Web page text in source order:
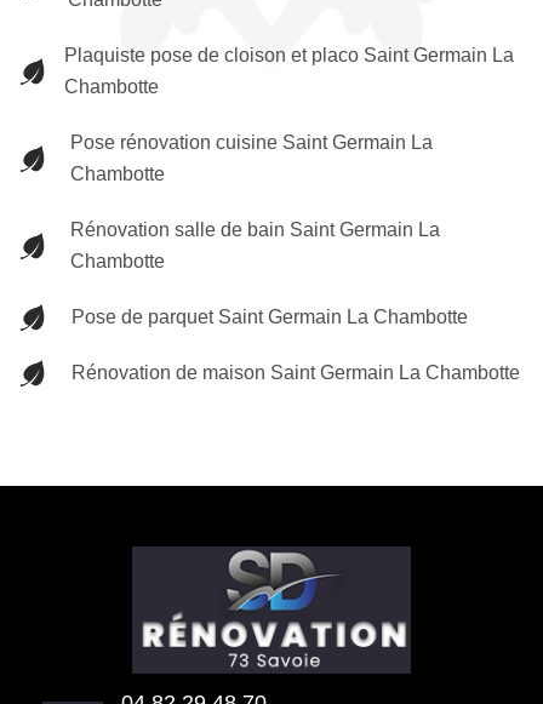
Plaquiste pose de cloison et placo Saint Germain La
Chambotte
Pose rénovation cuisine Saint Germain La
Chambotte
Rénovation salle de bain Saint Germain La
Chambotte
Pose de parquet Saint Germain La Chambotte
Rénovation de maison Saint Germain La Chambotte